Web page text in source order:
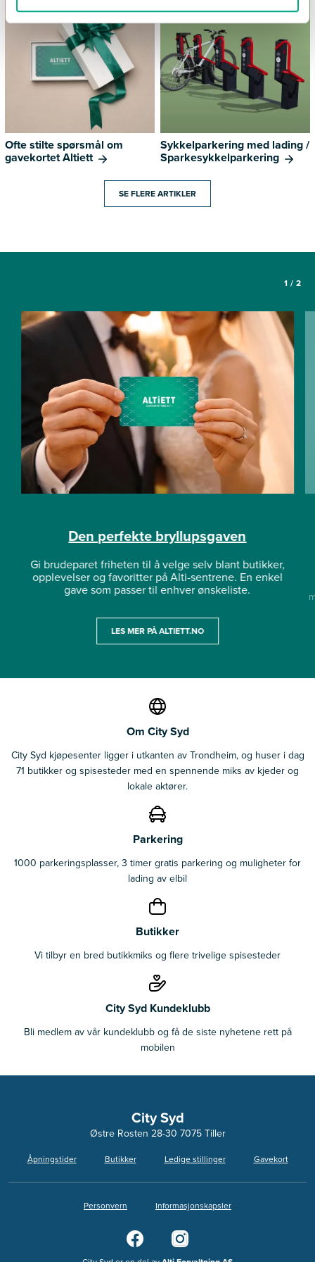
Ofte stilte spørsmål om
gavekortet Altiett
Sykkelparkering med lading /
Sparkesykkelparkering
SE FLERE ARTIKLER
1 / 2
Den perfekte bryllupsgaven
Gi brudeparet friheten til å velge selv blant butikker,
opplevelser og favoritter på Alti-sentrene. En enkel
gave som passer til enhver ønskeliste.
LES MER PÅ ALTIETT.NO
Om City Syd
City Syd kjøpesenter ligger i utkanten av Trondheim, og huser i dag
71 butikker og spisesteder med en spennende miks av kjeder og
lokale aktører.
Parkering
1000 parkeringsplasser, 3 timer gratis parkering og muligheter for
lading av elbil
Butikker
Vi tilbyr en bred butikkmiks og flere trivelige spisesteder
City Syd Kundeklubb
Bli medlem av vår kundeklubb og få de siste nyhetene rett på
mobilen
City Syd
Østre Rosten 28-30 7075 Tiller
Åpningstider Butikker Ledige stillinger Gavekort
Personvern Informasjonskapsler